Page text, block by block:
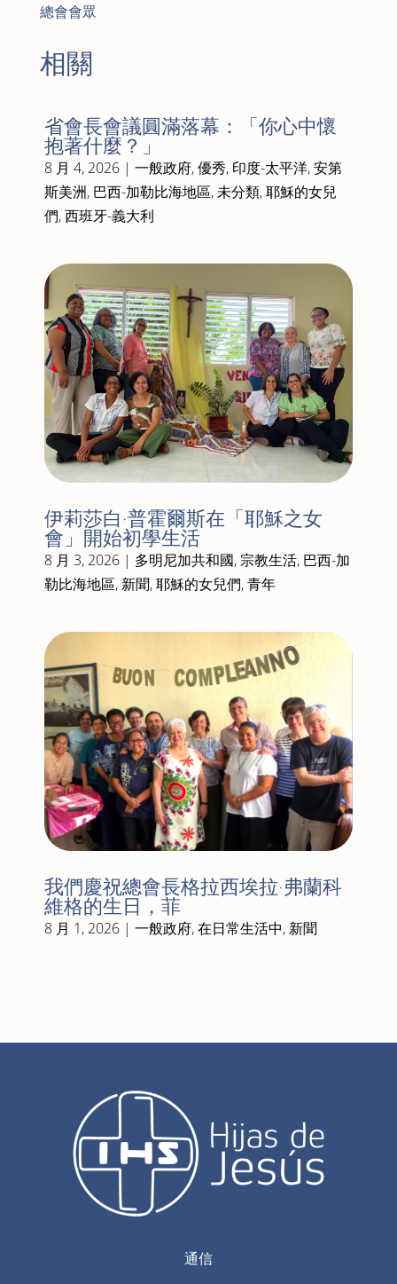
總會會眾
相關
省會長會議圓滿落幕：「你心中懷
抱著什麼？」
8 月 4, 2026| 一般政府,優秀, 印度-太平洋,安第
斯美洲, 巴西-加勒比海地區,未分類,耶穌的女兒
們,西班牙-義大利
伊莉莎白·普霍爾斯在「耶穌之女
會」開始初學生活
8 月 3, 2026| 多明尼加共和國,宗教生活, 巴西-加
勒比海地區, 新聞,耶穌的女兒們,青年
我們慶祝總會長格拉西埃拉·弗蘭科
維格的生日，菲
8 月 1, 2026| 一般政府,在日常生活中, 新聞
通信